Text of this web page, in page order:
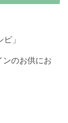
」
ンのお供にお